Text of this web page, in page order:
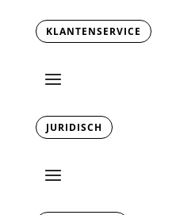
KLANTENSERVICE
JURIDISCH